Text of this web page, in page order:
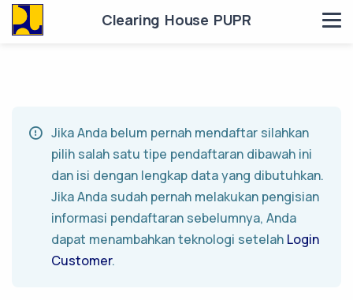
Clearing House PUPR
Jika Anda belum pernah mendaftar silahkan
pilih salah satu tipe pendaftaran dibawah ini
dan isi dengan lengkap data yang dibutuhkan.
Jika Anda sudah pernah melakukan pengisian
informasi pendaftaran sebelumnya, Anda
dapat menambahkan teknologi setelah Login
Customer.